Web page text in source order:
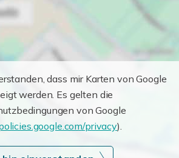
dass mir Karten von Google
werden. Es gelten die
von Google
privacy).